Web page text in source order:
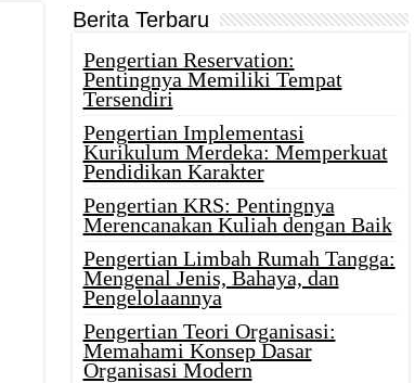
Berita Terbaru
Pengertian Reservation:
Pentingnya Memiliki Tempat
Tersendiri
Pengertian Implementasi
Kurikulum Merdeka: Memperkuat
Pendidikan Karakter
Pengertian KRS: Pentingnya
Merencanakan Kuliah dengan Baik
Pengertian Limbah Rumah Tangga:
Mengenal Jenis, Bahaya, dan
Pengelolaannya
Pengertian Teori Organisasi:
Memahami Konsep Dasar
Organisasi Modern